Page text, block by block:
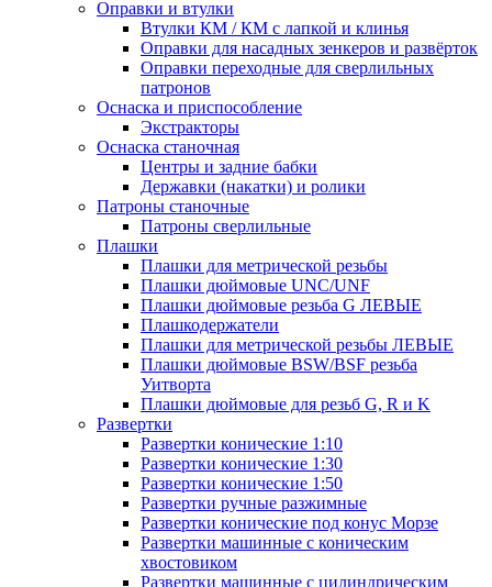
Оправки и втулки
Втулки КМ / КМ с лапкой и клинья
Оправки для насадных зенкеров и развёрток
Оправки переходные для сверлильных
патронов
Оснаска и приспособление
Экстракторы
Оснаска станочная
Центры и задние бабки
Державки (накатки) и ролики
Патроны станочные
Патроны сверлильные
Плашки
Плашки для метрической резьбы
Плашки дюймовые UNC/UNF
Плашки дюймовые резьба G ЛЕВЫЕ
Плашкодержатели
Плашки для метрической резьбы ЛЕВЫЕ
Плашки дюймовые BSW/BSF резьба
Уитворта
Плашки дюймовые для резьб G, R и K
Развертки
Развертки конические 1:10
Развертки конические 1:30
Развертки конические 1:50
Развертки ручные разжимные
Развертки конические под конус Морзе
Развертки машинные с коническим
хвостовиком
Развертки машинные с цилиндрическим